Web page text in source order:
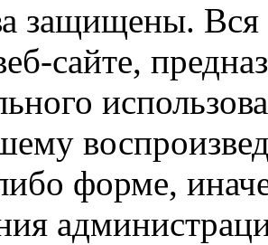
защищены.
сайте,
форме,